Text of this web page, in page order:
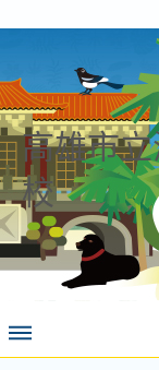
高雄市
校